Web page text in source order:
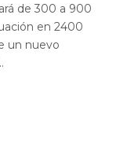
de 300 a 900
en 2400
un nuevo